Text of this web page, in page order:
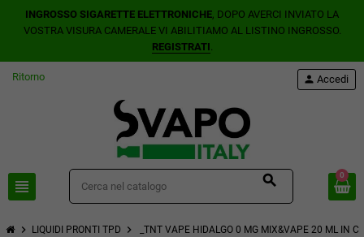
INGROSSO SIGARETTE ELETTRONICHE, DOPO AVERCI INVIATO LA
VOSTRA VISURA CAMERALE VI ABILITIAMO AL LISTINO INGROSSO.
REGISTRATI.
Ritorno
view_headline search
person Accedi
0
chevron_right LIQUIDI PRONTI TPD chevron_right _TNT VAPE HIDALGO 0 MG MIX&VAPE 20 ML IN